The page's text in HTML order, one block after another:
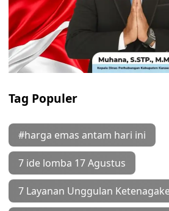
Tag Populer
#harga emas antam hari ini
7 ide lomba 17 Agustus
7 Layanan Unggulan